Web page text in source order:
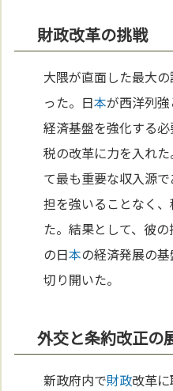
財政改革の挑戦
大隈が直面した最大
った。日本が西洋列強
経済基盤を強化する
税の改革に力を入れ
て最も重要な収入源
担を強いることなく
た。結果として、彼
の日本の経済発展の
切り開いた。
外交と条約改正の
新政府内で財政改革